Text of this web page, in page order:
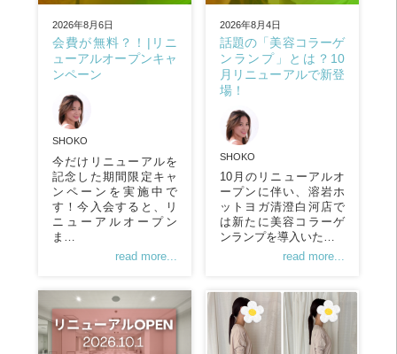
2026年8月6日
会費が無料？！|リニ
ューアルオープンキャ
ンペーン
SHOKO
今だけリニューアルを
記念した期間限定キャ
ンペーンを実施中で
す！今入会すると、リ
ニューアルオープン
ま…
read more...
2026年8月4日
話題の「美容コラーゲ
ンランプ」とは？10
月リニューアルで新登
場！
SHOKO
10月のリニューアルオ
ープンに伴い、溶岩ホ
ットヨガ清澄白河店で
は新たに美容コラーゲ
ンランプを導入いた…
read more...